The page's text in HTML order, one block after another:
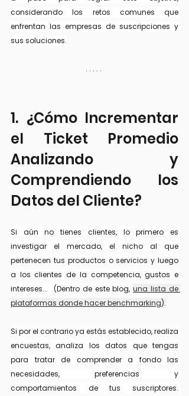
considerando los retos comunes que
enfrentan las empresas de suscripciones y
sus soluciones.
1. ¿Cómo Incrementar
el Ticket Promedio
Analizando y
Comprendiendo los
Datos del Cliente?
Si aún no tienes clientes, lo primero es
investigar el mercado, el nicho al que
pertenecen tus productos o servicios y luego
a los clientes de la competencia, gustos e
intereses...  (Dentro de este blog, una lista de
plataformas donde hacer benchmarking).
Si por el contrario ya estás establecido, realiza
encuestas, analiza los datos que tengas
para tratar de comprender a fondo las
necesidades, preferencias y
comportamientos de tus suscriptores.